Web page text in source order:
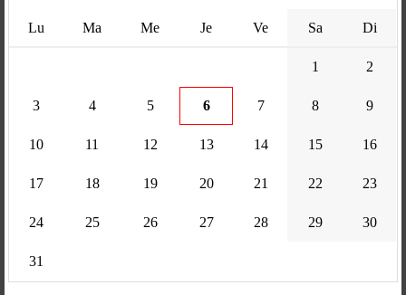
Lu Ma Me Je Ve Sa Di
1 2
3 4 5 6 7 8 9
10 11 12 13 14 15 16
17 18 19 20 21 22 23
24 25 26 27 28 29 30
31